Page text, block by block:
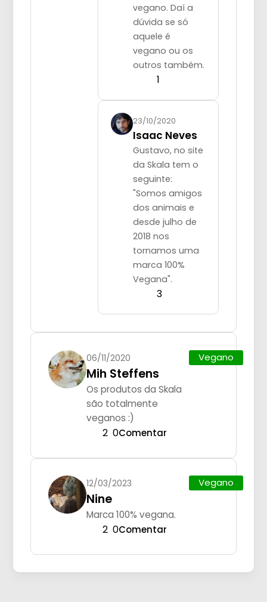
vegano. Daí a
dúvida se só
aquele é
vegano ou os
outros também.
1
23/10/2020
Isaac Neves
Gustavo, no site
da Skala tem o
seguinte:
"Somos amigos
dos animais e
desde julho de
2018 nos
tornamos uma
marca 100%
Vegana".
3
06/11/2020
Mih Steffens
Os produtos da Skala
são totalmente
veganos :)
Vegano
2 0Comentar
12/03/2023
Nine
Marca 100% vegana.
Vegano
2 0Comentar